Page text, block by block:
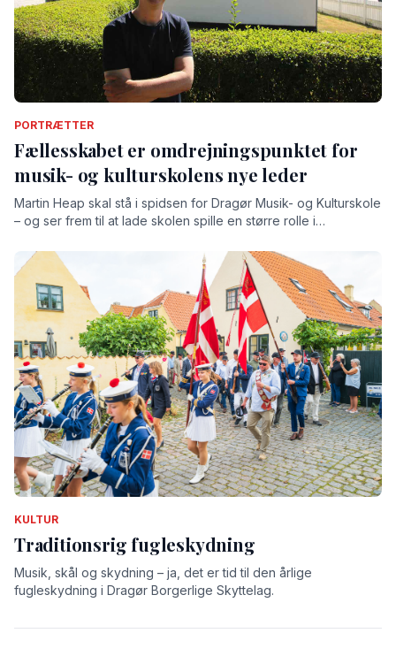
PORTRÆTTER
Fællesskabet er omdrejningspunktet for
musik- og kulturskolens nye leder
Martin Heap skal stå i spidsen for Dragør Musik- og Kulturskole
– og ser frem til at lade skolen spille en større rolle i
KULTUR
Traditionsrig fugleskydning
Musik, skål og skydning – ja, det er tid til den årlige
fugleskydning i Dragør Borgerlige Skyttelag.